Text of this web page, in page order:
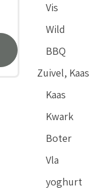
Vis
Wild
BBQ
Zuivel, Kaas
Kaas
Kwark
Boter
Vla
yoghurt